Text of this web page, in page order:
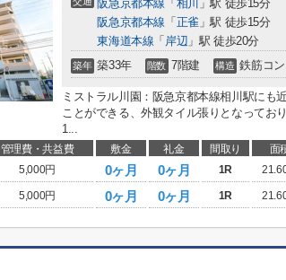
阪急京都本線 「 相川 」駅 徒歩15分
阪急京都本線 「 正雀 」駅 徒歩15分
東海道本線 「 岸辺 」駅 徒歩20分
築年 築33年 階数 7階建 構造 鉄筋コ
ミストラル川園：阪急京都本線相川駅にも
ことができる、外観タイル張りとなってお
1...
管理費・共益費 敷金 礼金 間取り 面
5,000円 0ヶ月 0ヶ月 1R
5,000円 0ヶ月 0ヶ月 1R